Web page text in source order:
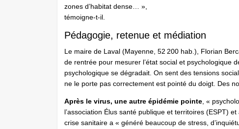
zones d’habitat dense… »,
témoigne-t-il.
Pédagogie, retenue et médiation
Le maire de Laval (Mayenne, 52 200 hab.), Florian
de rentrée pour mesurer l’état social et psychologique
psychologique se dégradait. On sent des tensions
ne le porte pas correctement est pointé du doigt. Des
Après le virus, une autre épidémie pointe , «
l’association Élus santé publique et territoires (ESPT)
crise sanitaire a « généré beaucoup de stress,